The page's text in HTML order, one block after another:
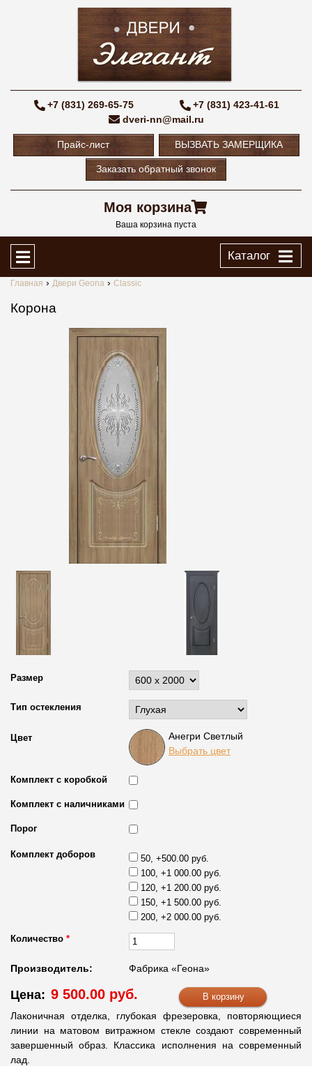
+7 (831) 269-65-75
+7 (831) 423-41-61
dveri-nn@mail.ru
Прайс-лист ВЫЗВАТЬ ЗАМЕРЩИКА
Заказать обратный звонок
Моя корзина
Ваша корзина пуста
Каталог
Главная Двери Geona Classic
Корона
Размер
Тип остекления
Анегри Светлый
Выбрать цвет
Цвет
Комплект с коробкой
Комплект с наличниками
Порог
Комплект доборов
50, +500.00 руб.
100, +1 000.00 руб.
120, +1 200.00 руб.
150, +1 500.00 руб.
200, +2 000.00 руб.
Количество *
Производитель: Фабрика «Геона»
Цена: 9 500.00 руб.
Лаконичная отделка, глубокая фрезеровка, повторяющиеся
линии на матовом витражном стекле создают современный
завершенный образ. Классика исполнения на современный
лад.